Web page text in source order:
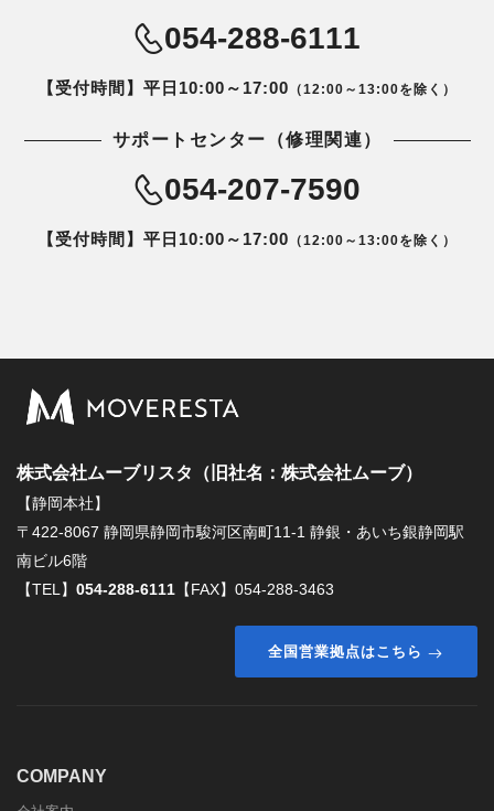
054-288-6111
【受付時間】平日10:00～17:00 （12:00～13:00を除く）
サポートセンター（修理関連）
054-207-7590
【受付時間】平日10:00～17:00 （12:00～13:00を除く）
株式会社ムーブリスタ（旧社名：株式会社ムーブ）
【静岡本社】
〒422-8067 静岡県静岡市駿河区南町11-1 静銀・あいち銀静岡駅
南ビル6階
【TEL】 054-288-6111 【FAX】054-288-3463
全国営業拠点はこちら
COMPANY